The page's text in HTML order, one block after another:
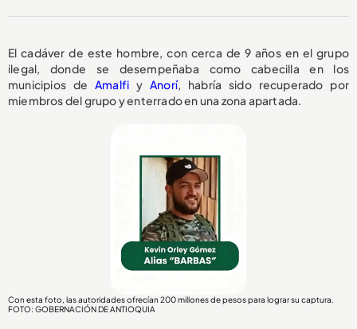
El cadáver de este hombre, con cerca de 9 años en el grupo
ilegal, donde se desempeñaba como cabecilla en los
municipios de Amalfi y Anorí, habría sido recuperado por
miembros del grupo y enterrado en una zona apartada.
Con esta foto, las autoridades ofrecían 200 millones de pesos para lograr su captura.
FOTO: GOBERNACIÓN DE ANTIOQUIA